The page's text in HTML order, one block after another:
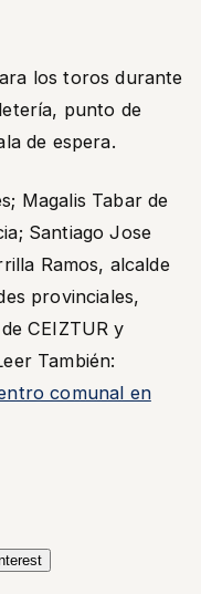
los toros durante
punto de
de espera.
Magalis Tabar de
Santiago Jose
Ramos, alcalde
provinciales,
CEIZTUR y
También:
comunal en